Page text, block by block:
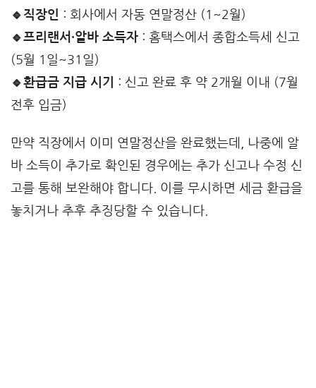
🔹직장인 : 회사에서 자동 연말정산 (1~2월)
🔹프리랜서·알바 소득자 : 홈택스에서 종합소득세 신고
(5월 1일~31일)
🔹환급금 지급 시기
: 신고 완료 후 약 2개월 이내 (7월
전후 입금)
만약 직장에서 이미 연말정산을 완료했는데, 나중에 알
바 소득이 추가로 확인된 경우에는 추가 신고나 수정 신
고를 통해 보완해야 합니다. 이를 무시하면 세금 환급을
놓치거나 추후 추징당할 수 있습니다.